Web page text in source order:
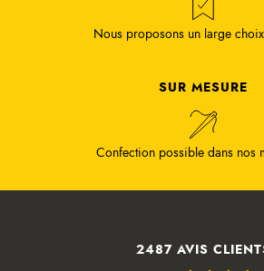
Nous proposons un large
SUR MESURE
Confection possible dans nos
2487 AVIS